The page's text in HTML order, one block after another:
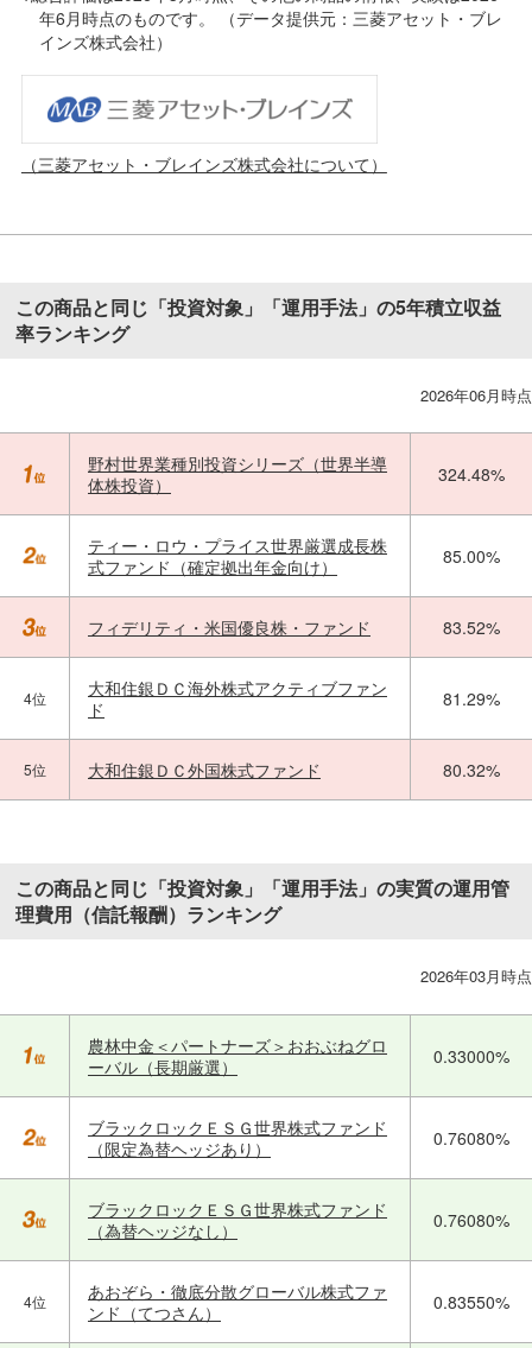
年6月時点のものです。 （データ提供元：三菱アセット・ブレ
インズ株式会社）
（三菱アセット・ブレインズ株式会社について）
この商品と同じ「投資対象」「運用手法」の5年積立収益
率ランキング
2026年06月時点
野村世界業種別投資シリーズ（世界半導
体株投資）
324.48%
ティー・ロウ・プライス世界厳選成長株
式ファンド（確定拠出年金向け）
85.00%
フィデリティ・米国優良株・ファンド 83.52%
4位
大和住銀ＤＣ海外株式アクティブファン
ド
81.29%
5位 大和住銀ＤＣ外国株式ファンド 80.32%
この商品と同じ「投資対象」「運用手法」の実質の運用管
理費用（信託報酬）ランキング
2026年03月時点
農林中金＜パートナーズ＞おおぶねグロ
ーバル（長期厳選）
0.33000%
ブラックロックＥＳＧ世界株式ファンド
（限定為替ヘッジあり）
0.76080%
ブラックロックＥＳＧ世界株式ファンド
（為替ヘッジなし）
0.76080%
4位
あおぞら・徹底分散グローバル株式ファ
ンド（てつさん）
0.83550%